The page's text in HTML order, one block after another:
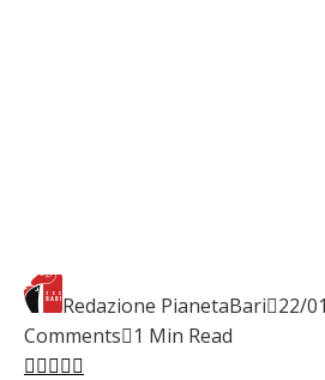
Redazione PianetaBari 22/
Comments 1 Min Read
Facebook
Twitter
LinkedIn
Pinterest
Stumbleupon